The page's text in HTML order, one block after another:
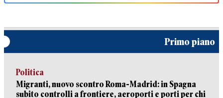
Primo piano
Politica
Migranti, nuovo scontro Roma-Madrid: in Spagna
subito controlli a frontiere, aeroporti e porti per chi